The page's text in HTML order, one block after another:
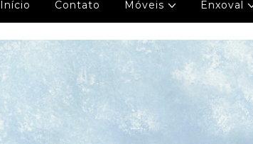
Início Contato Móveis Enxoval